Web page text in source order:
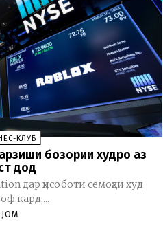
КЛУБ
бозории худро аз
дод
дар ҳисоботи семоҳаи худ
кард,...
JOM